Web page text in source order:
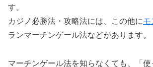
す。
カジノ必勝法・攻略法には、この他にモ
ランマーチンゲール法などがあります。
マーチンゲール法を知らなくても、「